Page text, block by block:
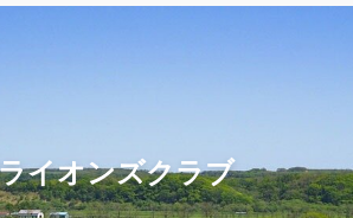
イオンズクラブ